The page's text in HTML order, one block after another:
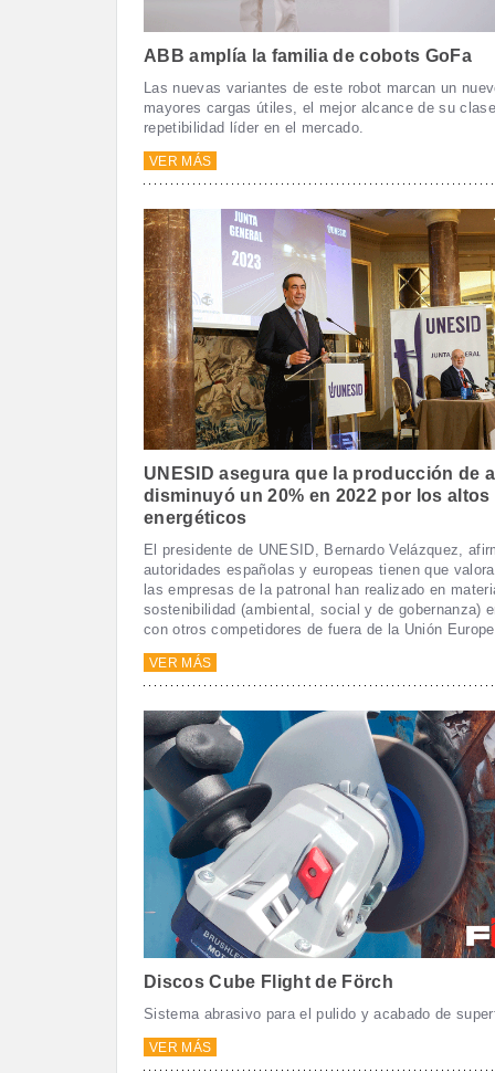
ABB amplía la familia de cobots GoFa
Las nuevas variantes de este robot marcan un
mayores cargas útiles, el mejor alcance de su
repetibilidad líder en el mercado.
VER MÁS
UNESID asegura que la producción de
disminuyó un 20% en 2022 por los
energéticos
El presidente de UNESID, Bernardo Velázquez,
autoridades españolas y europeas tienen que
las empresas de la patronal han realizado en
sostenibilidad (ambiental, social y de gobernanza)
con otros competidores de fuera de la Unión
VER MÁS
Discos Cube Flight de Förch
Sistema abrasivo para el pulido y acabado de
VER MÁS